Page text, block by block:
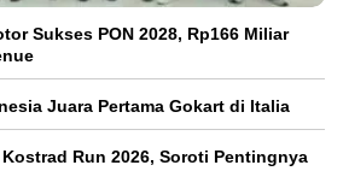
Sukses PON 2028, Rp166 Miliar
Juara Pertama Gokart di Italia
Run 2026, Soroti Pentingnya